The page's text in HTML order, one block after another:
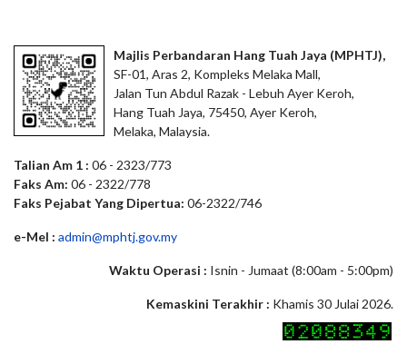
Majlis Perbandaran Hang Tuah Jaya (MPHTJ),
SF-01, Aras 2, Kompleks Melaka Mall,
Jalan Tun Abdul Razak - Lebuh Ayer Keroh,
Hang Tuah Jaya, 75450, Ayer Keroh,
Melaka, Malaysia.
Talian Am 1 : 06 - 2323/773
Faks Am: 06 - 2322/778
Faks Pejabat Yang Dipertua: 06-2322/746
e-Mel : admin@mphtj.gov.my
Waktu Operasi : Isnin - Jumaat (8:00am - 5:00pm)
Kemaskini Terakhir : Khamis 30 Julai 2026.